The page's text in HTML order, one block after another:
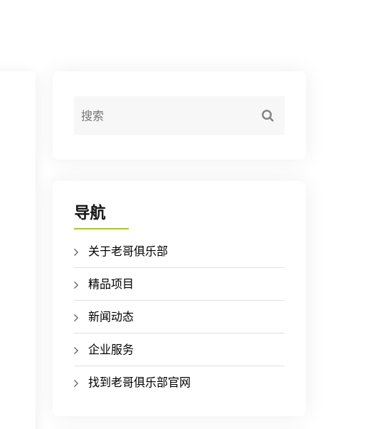
导航
关于老哥俱乐部
精品项目
新闻动态
企业服务
找到老哥俱乐部官网